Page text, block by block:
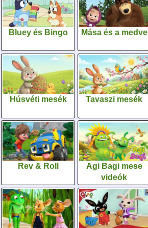
Bluey és Bingo Mása és a medve
Húsvéti mesék Tavaszi mesék
Rev & Roll
Agi Bagi mese
videók